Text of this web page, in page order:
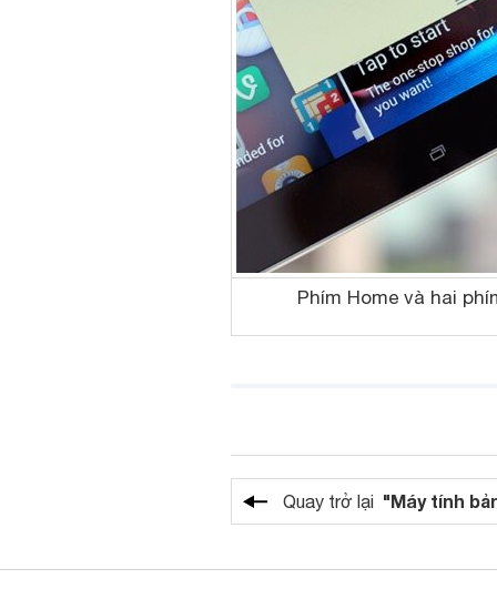
Phím Home và hai
Quay trở lại "Máy tính